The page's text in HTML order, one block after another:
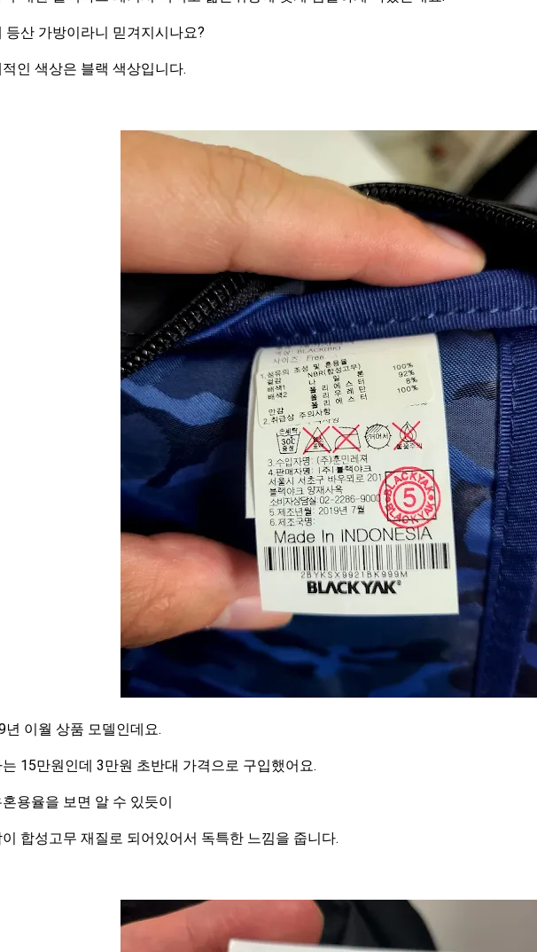
등산 가방이라니 믿겨지시나요?
인 색상은 블랙 색상입니다.
년 이월 상품 모델인데요.
15만원인데 3만원 초반대 가격으로 구입했어요.
용율을 보면 알 수 있듯이
합성고무 재질로 되어있어서 독특한 느낌을 줍니다.